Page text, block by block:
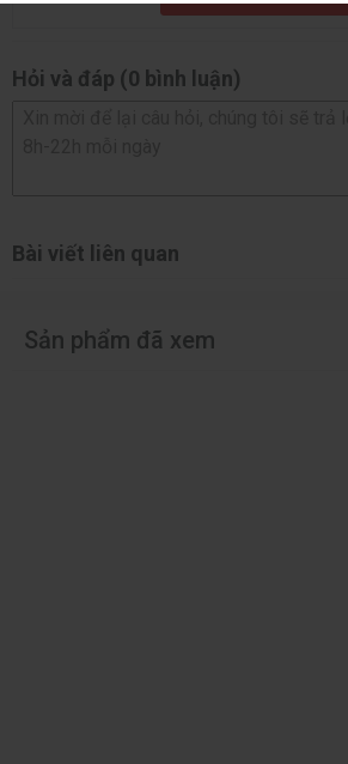
DisplayPort, USB-C, 7x
GIGABYTE Control
Hệ điều hành hỗ
trợ
Windows 11 / 10 (64-bit)
Hỏi và đáp (0 bình luận)
Bài viết liên quan
Sản phẩm đã xem